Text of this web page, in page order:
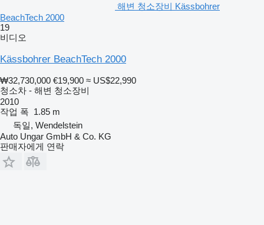
해변 청소장비 Kässbohrer
BeachTech 2000
19
비디오
Kässbohrer BeachTech 2000
₩32,730,000 €19,900 ≈ US$22,990
청소차 - 해변 청소장비
2010
작업 폭 1.85 m
독일, Wendelstein
Auto Ungar GmbH & Co. KG
판매자에게 연락